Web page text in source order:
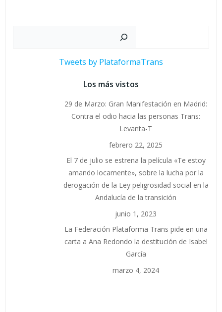
Tweets by PlataformaTrans
Los más vistos
29 de Marzo: Gran Manifestación en Madrid:
Contra el odio hacia las personas Trans:
Levanta-T
febrero 22, 2025
El 7 de julio se estrena la película «Te estoy
amando locamente», sobre la lucha por la
derogación de la Ley peligrosidad social en la
Andalucía de la transición
junio 1, 2023
La Federación Plataforma Trans pide en una
carta a Ana Redondo la destitución de Isabel
García
marzo 4, 2024